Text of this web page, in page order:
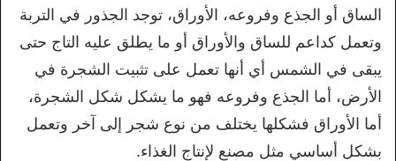
الساق أو الجذع وفروعه، الأوراق، توجد الجذور في التربة
وتعمل كداعم للساق والأوراق أو ما يطلق عليه التاج حتى
يبقى في الشمس أي أنها تعمل على تثبيت الشجرة في
الأرض، أما الجذع وفروعه فهو ما يشكل شكل الشجرة،
أما الأوراق فشكلها يختلف من نوع شجر إلى آخر وتعمل
بشكل أساسي مثل مصنع لإنتاج الغذاء.